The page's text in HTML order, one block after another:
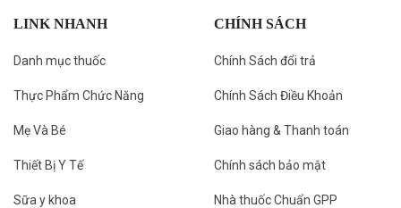
LINK NHANH
Danh mục thuốc
Thực Phẩm Chức Năng
Mẹ Và Bé
Thiết Bị Y Tế
Sữa y khoa
CHÍNH SÁCH
Chính Sách đổi trả
Chính Sách Điều Khoản
Giao hàng & Thanh toán
Chính sách bảo mật
Nhà thuốc Chuẩn GPP